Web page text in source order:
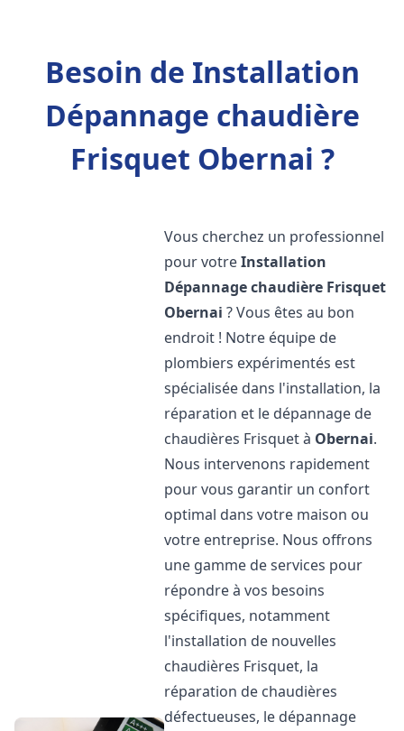
Besoin de Installation
Dépannage chaudière
Frisquet Obernai ?
Vous cherchez un professionnel
pour votreInstallation
Dépannage chaudière Frisquet
Obernai ? Vous êtes au bon
endroit ! Notre équipe de
plombiers expérimentés est
spécialisée dans l'installation, la
réparation et le dépannage de
chaudières Frisquet à Obernai.
Nous intervenons rapidement
pour vous garantir un confort
optimal dans votre maison ou
votre entreprise. Nous offrons
une gamme de services pour
répondre à vos besoins
spécifiques, notamment
l'installation de nouvelles
chaudières Frisquet, la
réparation de chaudières
défectueuses, le dépannage